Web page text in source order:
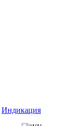
Индикация